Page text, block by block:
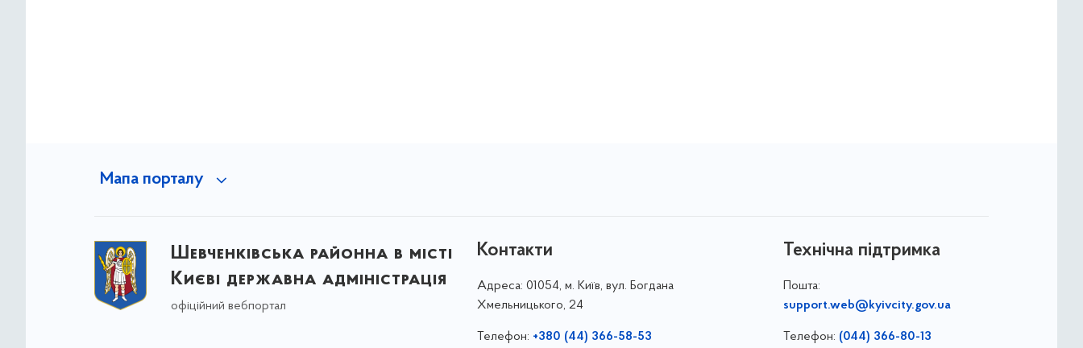
Мапа порталу
Шевченківська районна в місті
Києві державна адміністрація
офіційний вебпортал
Контакти
Адреса: 01054, м. Київ, вул. Богдана
Хмельницького, 24
Телефон: +380 (44) 366-58-53
Технічна підтримка
Пошта:
support.web@kyivcity.gov.ua
Телефон: (044) 366-80-13